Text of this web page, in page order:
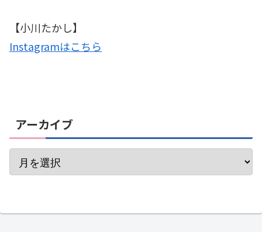
【小川たかし】
Instagramはこちら
アーカイブ